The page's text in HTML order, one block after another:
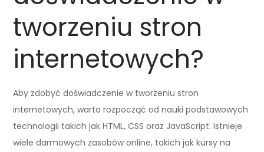
tworzeniu stron
internetowych?
Aby zdobyć doświadczenie w tworzeniu stron
internetowych, warto rozpocząć od nauki podstawowych
technologii takich jak HTML, CSS oraz JavaScript. Istnieje
wiele darmowych zasobów online, takich jak kursy na